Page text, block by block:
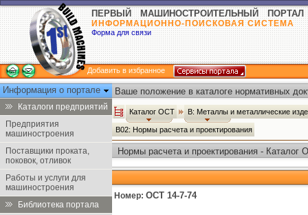
ПЕРВЫЙ МАШИНОСТРОИТЕЛЬНЫЙ ПОРТАЛ
ИНФОРМАЦИОННО-ПОИСКОВАЯ СИСТЕМА
Форма для связи
Добавить в избранное
Информация о портале
Каталоги предприятий
Предприятия
машиностроения
Поставщики проката,
поковок, отливок
Работы и услуги для
машиностроения
Библиотека портала
Ваше положение в каталоге нормативных
Каталог ОСТ В: Металлы и металлические
В02: Нормы расчета и проектирования
Нормы расчета и проектирования - Каталог
Номер: ОСТ 14-7-74